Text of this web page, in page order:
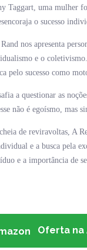
Taggart, uma mulher
o sucesso
nos apresenta
e o
pelo sucesso como
a questionar as
não é egoísmo, mas
de reviravoltas, A
e a busca pela
e a importância de
Oferta na